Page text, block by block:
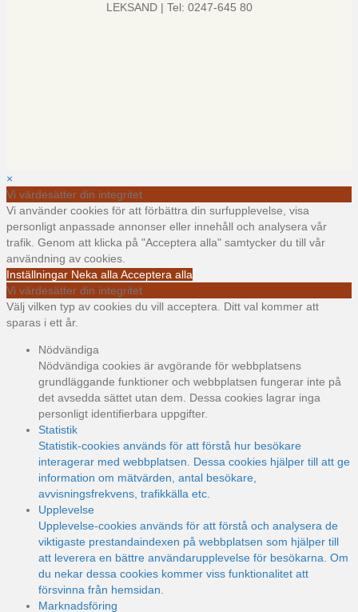
LEKSAND | Tel: 0247-645 80
×
Vi värdesätter din integritet
Vi använder cookies för att förbättra din surfupplevelse, visa
personligt anpassade annonser eller innehåll och analysera vår
trafik. Genom att klicka på "Acceptera alla" samtycker du till vår
användning av cookies.
Inställningar Neka alla Acceptera alla
Vi värdesätter din integritet
Välj vilken typ av cookies du vill acceptera. Ditt val kommer att
sparas i ett år.
Nödvändiga
Nödvändiga cookies är avgörande för webbplatsens
grundläggande funktioner och webbplatsen fungerar inte på
det avsedda sättet utan dem. Dessa cookies lagrar inga
personligt identifierbara uppgifter.
Statistik
Statistik-cookies används för att förstå hur besökare
interagerar med webbplatsen. Dessa cookies hjälper till att ge
information om mätvärden, antal besökare,
avvisningsfrekvens, trafikkälla etc.
Upplevelse
Upplevelse-cookies används för att förstå och analysera de
viktigaste prestandaindexen på webbplatsen som hjälper till
att leverera en bättre användarupplevelse för besökarna. Om
du nekar dessa cookies kommer viss funktionalitet att
försvinna från hemsidan.
Marknadsföring